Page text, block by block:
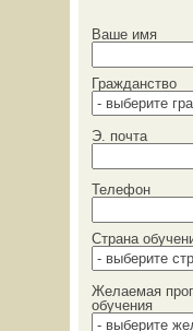
Ваше имя
Гражданство
Э. почта
Телефон
Страна
Желаемая
обучения